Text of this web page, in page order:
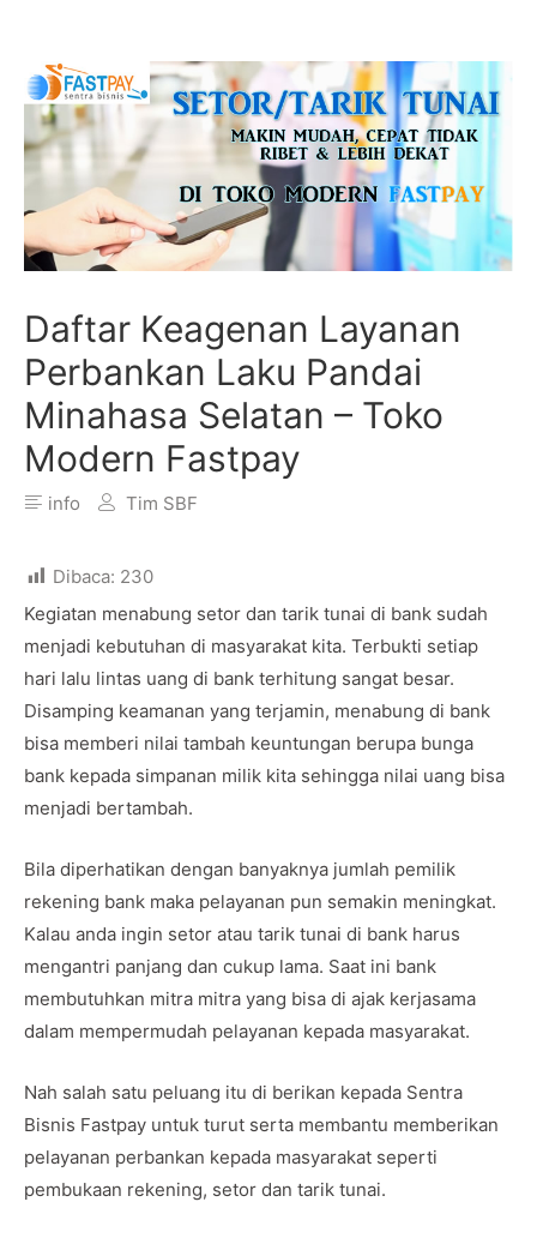
Daftar Keagenan Layanan
Perbankan Laku Pandai
Minahasa Selatan – Toko
Modern Fastpay
info Tim SBF
Dibaca: 230
Kegiatan menabung setor dan tarik tunai di bank sudah
menjadi kebutuhan di masyarakat kita. Terbukti setiap
hari lalu lintas uang di bank terhitung sangat besar.
Disamping keamanan yang terjamin, menabung di bank
bisa memberi nilai tambah keuntungan berupa bunga
bank kepada simpanan milik kita sehingga nilai uang bisa
menjadi bertambah.
Bila diperhatikan dengan banyaknya jumlah pemilik
rekening bank maka pelayanan pun semakin meningkat.
Kalau anda ingin setor atau tarik tunai di bank harus
mengantri panjang dan cukup lama. Saat ini bank
membutuhkan mitra mitra yang bisa di ajak kerjasama
dalam mempermudah pelayanan kepada masyarakat.
Nah salah satu peluang itu di berikan kepada Sentra
Bisnis Fastpay untuk turut serta membantu memberikan
pelayanan perbankan kepada masyarakat seperti
pembukaan rekening, setor dan tarik tunai.